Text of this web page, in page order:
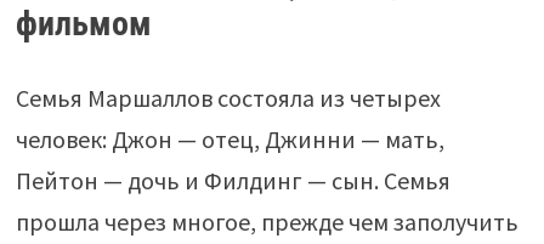
фильмом
Семья Маршаллов состояла из четырех
человек: Джон — отец, Джинни — мать,
Пейтон — дочь и Филдинг — сын. Семья
прошла через многое, прежде чем заполучить